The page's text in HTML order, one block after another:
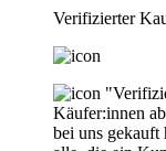
Verifizierter
Käufer:innen
bei uns gekauft